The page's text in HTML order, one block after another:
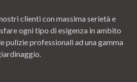
clienti con massima serietà e
ogni tipo di esigenza in ambito
pulizie professionali ad una gamma